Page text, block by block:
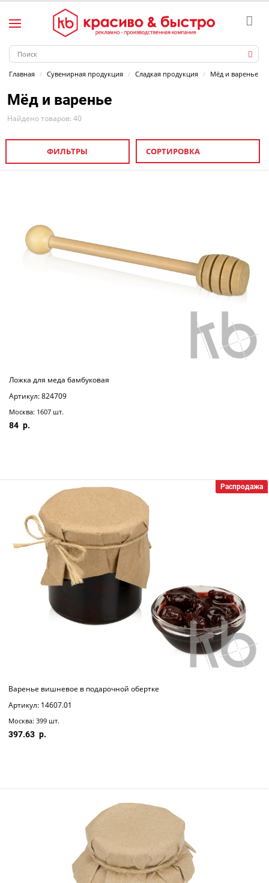
Главная Сувенирная продукция Сладкая продукция Мёд и варенье
Мёд и варенье
Найдено товаров: 40
ФИЛЬТРЫ СОРТИРОВКА
Ложка для меда бамбуковая
Артикул: 824709
Москва: 1607 шт.
84
Распродажа
Варенье вишневое в подарочной обертке
Артикул: 14607.01
Москва: 399 шт.
397.63